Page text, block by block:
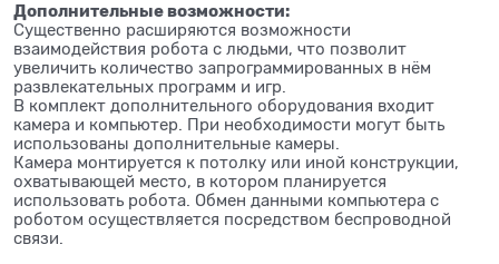
Дополнительные возможности:
Существенно расширяются возможности
взаимодействия робота с людьми, что позволит
увеличить количество запрограммированных в нём
развлекательных программ и игр.
В комплект дополнительного оборудования входит
камера и компьютер. При необходимости могут быть
использованы дополнительные камеры.
Камера монтируется к потолку или иной конструкции,
охватывающей место, в котором планируется
использовать робота. Обмен данными компьютера с
роботом осуществляется посредством беспроводной
связи.